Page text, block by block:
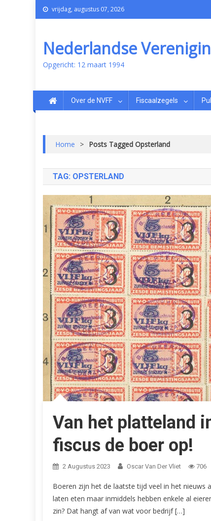
vrijdag, augustus 07, 2026
Nederlandse
Opgericht: 12 maart 1994
Over de NVFF Fiscaalzegels
Home > Posts Tagged Opsterland
TAG: OPSTERLAND
Van het platteland
fiscus de boer op!
2 Augustus 2023 Oscar Van Der Vliet 706
Boeren zijn het de laatste tijd veel in het nieuws
laten eten maar inmiddels hebben enkele al
zin? Dat hangt af van wat voor bedrijf […]